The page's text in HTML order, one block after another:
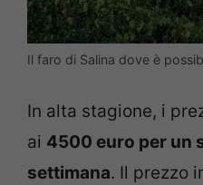
Il faro di Salina dove è
In alta stagione, i
ai 4500 euro per un
settimana. Il prezzo